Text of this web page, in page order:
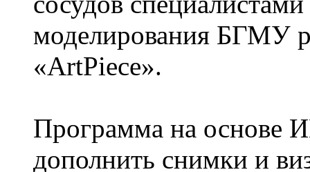
моделирования БГМУ
«ArtPiece».
Программа на основе
дополнить снимки и